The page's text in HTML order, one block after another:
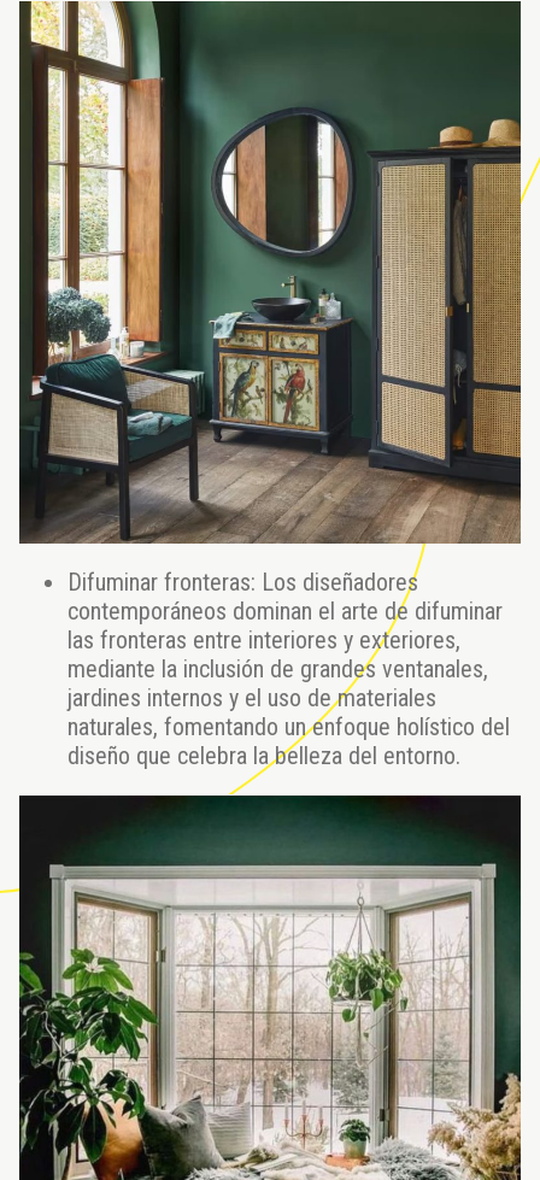
Difuminar fronteras: Los diseñadores
contemporáneos dominan el arte de difuminar
las fronteras entre interiores y exteriores,
mediante la inclusión de grandes ventanales,
jardines internos y el uso de materiales
naturales, fomentando un enfoque holístico del
diseño que celebra la belleza del entorno.